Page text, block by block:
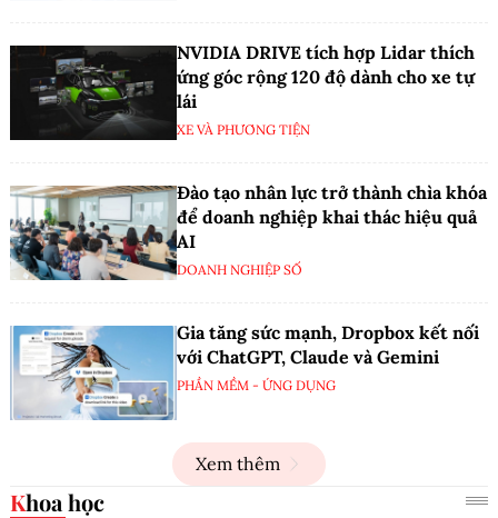
NVIDIA DRIVE tích hợp Lidar thích
ứng góc rộng 120 độ dành cho xe tự
lái
XE VÀ PHƯƠNG TIỆN
Đào tạo nhân lực trở thành chìa khóa
để doanh nghiệp khai thác hiệu quả
AI
DOANH NGHIỆP SỐ
Gia tăng sức mạnh, Dropbox kết nối
với ChatGPT, Claude và Gemini
PHẦN MỀM - ỨNG DỤNG
Xem thêm
Khoa học